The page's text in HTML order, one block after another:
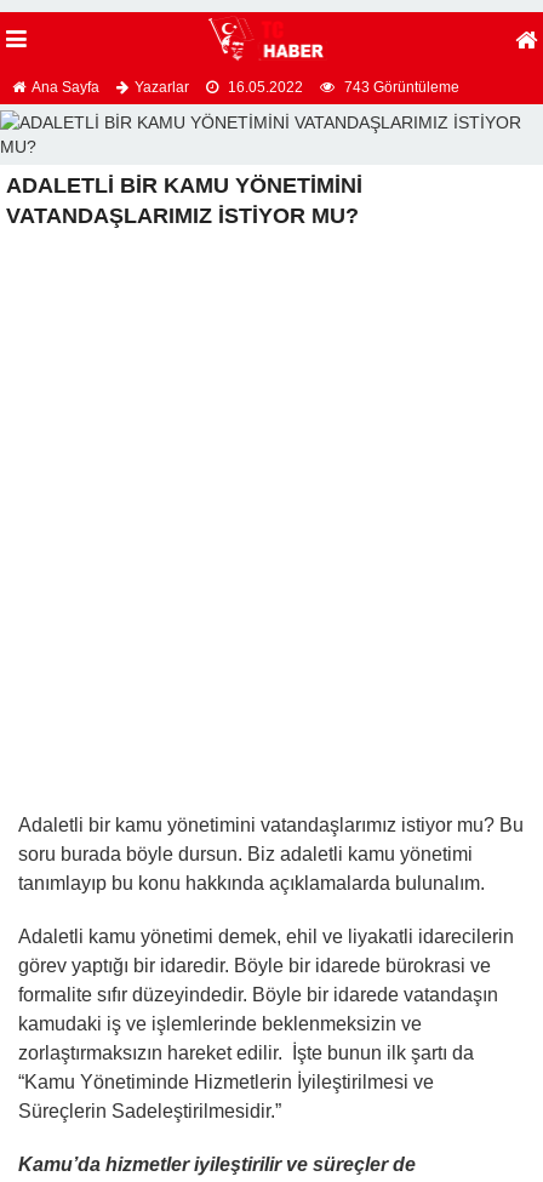
Ana Sayfa Yazarlar 16.05.2022 743 Görüntüleme
ADALETLİ BİR KAMU YÖNETİMİNİ
VATANDAŞLARIMIZ İSTİYOR MU?
Adaletli bir kamu yönetimini vatandaşlarımız istiyor mu? Bu
soru burada böyle dursun. Biz adaletli kamu yönetimi
tanımlayıp bu konu hakkında açıklamalarda bulunalım.
Adaletli kamu yönetimi demek, ehil ve liyakatli idarecilerin
görev yaptığı bir idaredir. Böyle bir idarede bürokrasi ve
formalite sıfır düzeyindedir. Böyle bir idarede vatandaşın
kamudaki iş ve işlemlerinde beklenmeksizin ve
zorlaştırmaksızın hareket edilir. İşte bunun ilk şartı da
“Kamu Yönetiminde Hizmetlerin İyileştirilmesi ve
Süreçlerin Sadeleştirilmesidir.”
Kamu’da hizmetler iyileştirilir ve süreçler de